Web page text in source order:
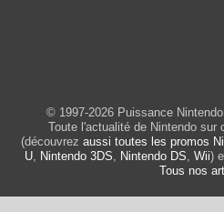
© 1997-2026 Puissance
Toute l'actualité de Nintendo sur
(découvrez aussi toutes les promos
U, Nintendo 3DS, Nintendo DS, Wii)
Tous nos